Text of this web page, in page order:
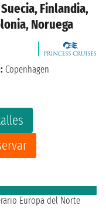
Finlandia,
Noruega
Copenhagen